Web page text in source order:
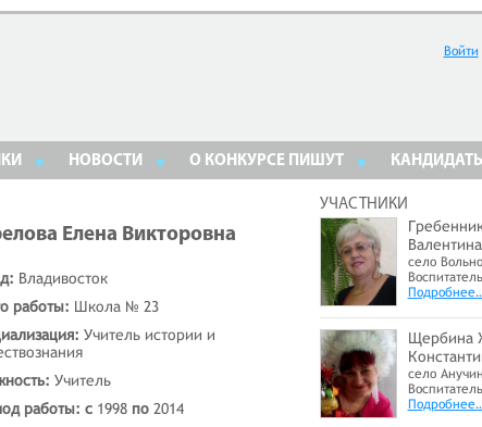
Войти
НОВОСТИ О КОНКУРСЕ ПИШУТ
Елена Викторовна
Владивосток
работы: Школа № 23
Учитель истории и
Учитель
работы: с1998по 2014
УЧАСТНИКИ
село
Воспитатель
Щербина
село
Воспитатель